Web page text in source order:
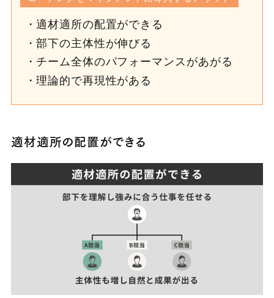
適材適所の配置ができる
部下の主体性が伸びる
チーム全体のパフォーマンスがあがる
理論的で再現性がある
適材適所の配置ができる